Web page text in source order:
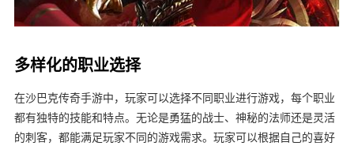
多样化的职业选择
在沙巴克传奇手游中，玩家可以选择不同职业进行游戏，每个职业
都有独特的技能和特点。无论是勇猛的战士、神秘的法师还是灵活
的刺客，都能满足玩家不同的游戏需求。玩家可以根据自己的喜好